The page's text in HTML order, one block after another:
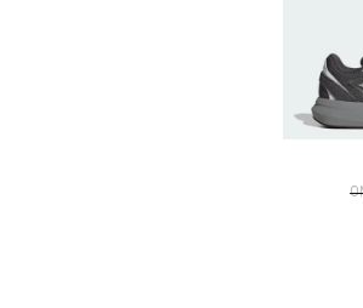
Price
To